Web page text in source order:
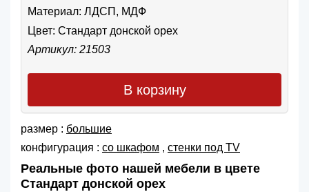
Материал: ЛДСП, МДФ
Цвет: Стандарт донской орех
Артикул: 21503
В корзину
размер : большие
конфигурация : со шкафом , cтенки под TV
Реальные фото нашей мебели в цвете
Стандарт донской орех